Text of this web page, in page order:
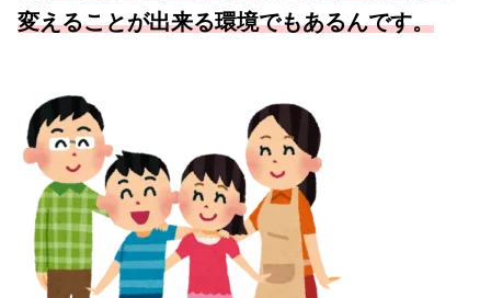
変えることが出来る環境でもあるんです。